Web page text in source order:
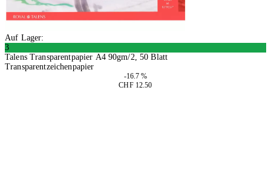
Auf Lager:
3
Talens Transparentpapier A4 90gm/2, 50 Blatt
Transparentzeichenpapier
-16.7 %
CHF 12.50